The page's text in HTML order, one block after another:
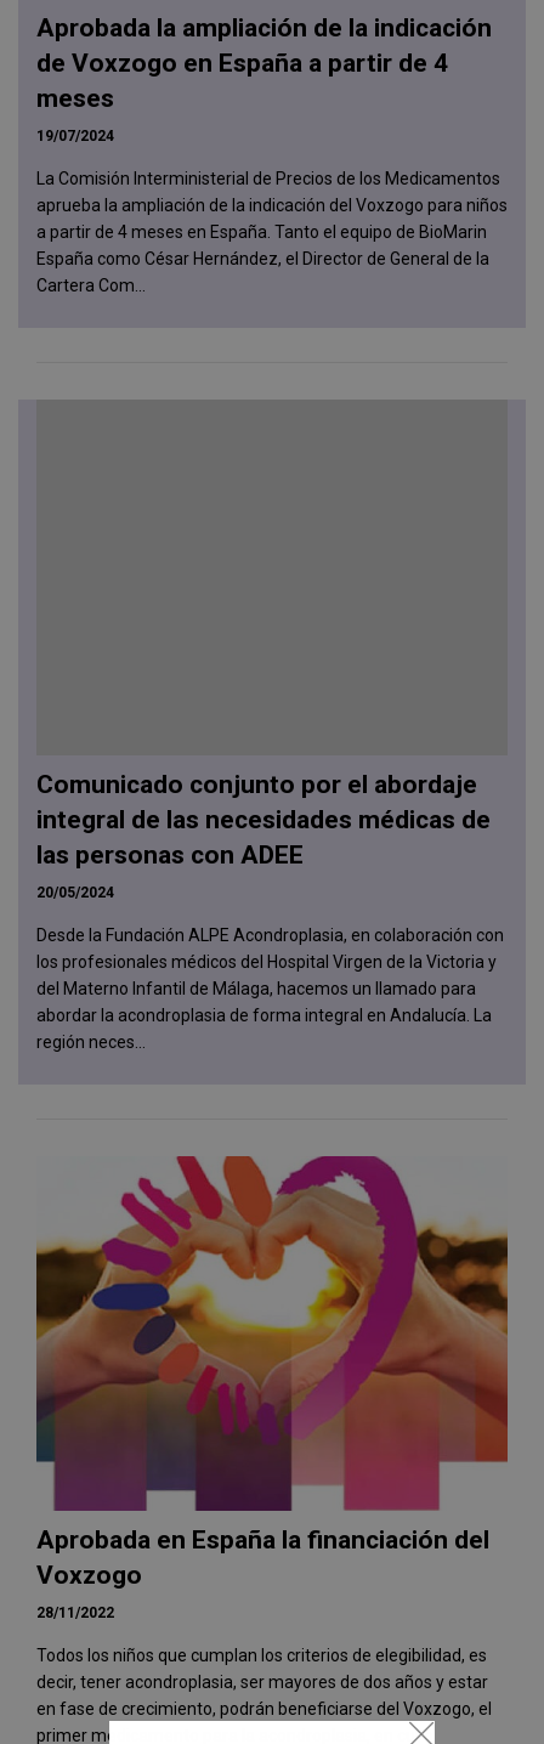
Aprobada la ampliación de la indicación
de Voxzogo en España a partir de 4
meses
19/07/2024
La Comisión Interministerial de Precios de los Medicamentos
aprueba la ampliación de la indicación del Voxzogo para niños
a partir de 4 meses en España. Tanto el equipo de BioMarin
España como César Hernández, el Director de General de la
Cartera Com...
Comunicado conjunto por el abordaje
integral de las necesidades médicas de
las personas con ADEE
20/05/2024
Desde la Fundación ALPE Acondroplasia, en colaboración con
los profesionales médicos del Hospital Virgen de la Victoria y
del Materno Infantil de Málaga, hacemos un llamado para
abordar la acondroplasia de forma integral en Andalucía. La
región neces...
Aprobada en España la financiación del
Voxzogo
28/11/2022
Todos los niños que cumplan los criterios de elegibilidad, es
decir, tener acondroplasia, ser mayores de dos años y estar
en fase de crecimiento, podrán beneficiarse del Voxzogo, el
primer medicamento para la acondroplasia, en cuyo